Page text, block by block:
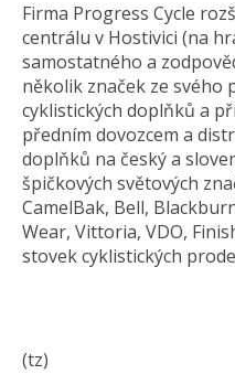
Firma Progress Cycle
centrálu v Hostivici (na
samostatného a
několik značek ze svého
cyklistických doplňků a
předním dovozcem a
doplňků na český a
špičkových světových
CamelBak, Bell,
Wear, Vittoria, VDO,
stovek cyklistických
(tz)